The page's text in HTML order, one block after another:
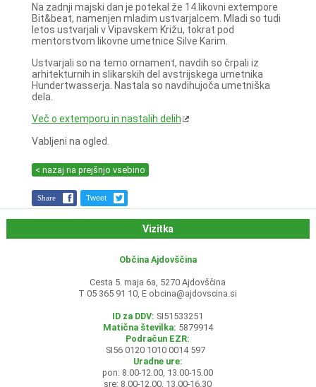
Na zadnji majski dan je potekal že 14.likovni extempore
Bit&beat, namenjen mladim ustvarjalcem. Mladi so tudi
letos ustvarjali v Vipavskem Križu, tokrat pod
mentorstvom likovne umetnice Silve Karim.
Ustvarjali so na temo ornament, navdih so črpali iz
arhitekturnih in slikarskih del avstrijskega umetnika
Hundertwasserja. Nastala so navdihujoča umetniška
dela.
Več o extemporu in nastalih delih
Vabljeni na ogled.
< nazaj na prejšnjo vsebino
Share Tweet
Vizitka
Občina Ajdovščina
Cesta 5. maja 6a, 5270 Ajdovščina
T 05 365 91 10, E obcina@ajdovscina.si
ID za DDV: SI51533251
Matična številka: 5879914
Podračun EZR:
SI56 0120 1010 0014 597
Uradne ure:
pon: 8.00-12.00, 13.00-15.00
sre: 8.00-12.00, 13.00-16.30